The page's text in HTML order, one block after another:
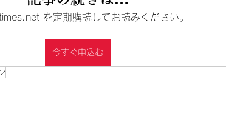
を定期購読してお読みください。
今すぐ申込む